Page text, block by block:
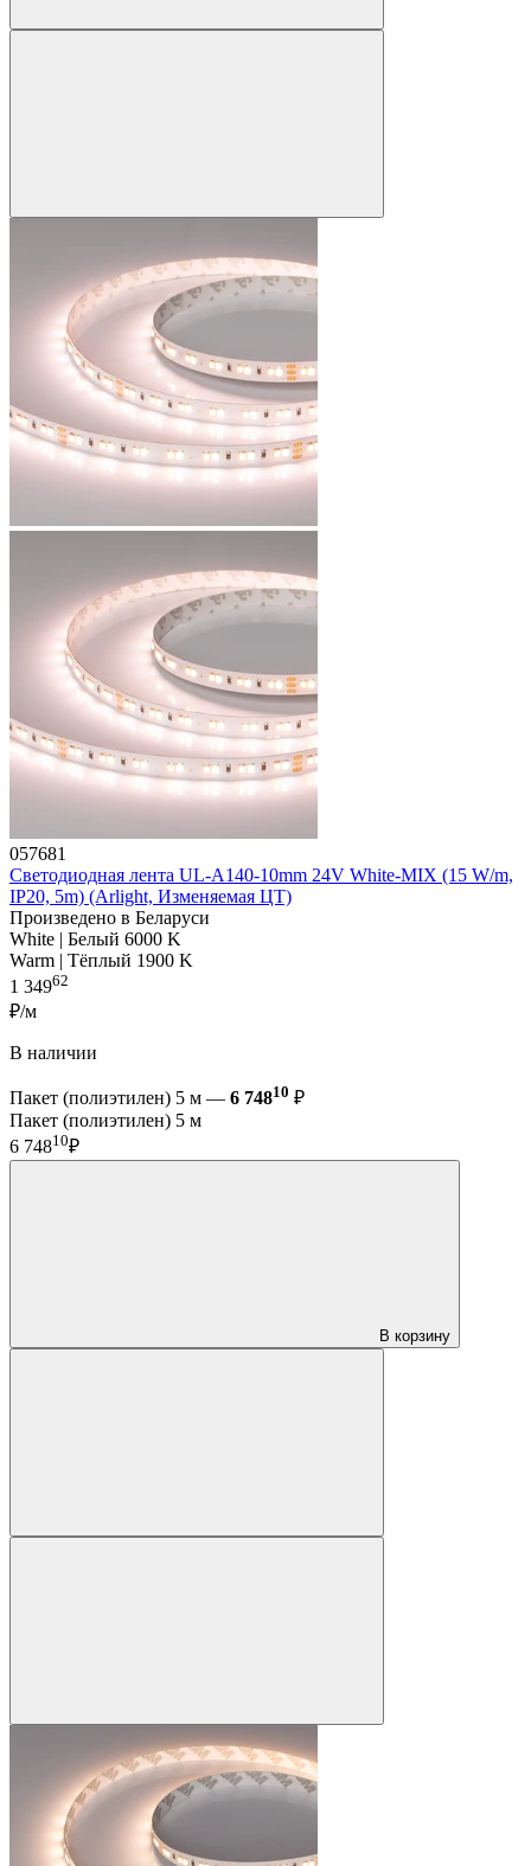
057681
Светодиодная лента UL-A140-10mm 24V White-MIX (15 W/m,
IP20, 5m) (Arlight, Изменяемая ЦТ)
Произведено в Беларуси
White | Белый 6000 K
Warm | Тёплый 1900 K
1 34962
₽/м
В наличии
Пакет (полиэтилен) 5 м — 6 74810 ₽
Пакет (полиэтилен) 5 м
6 74810₽
В корзину